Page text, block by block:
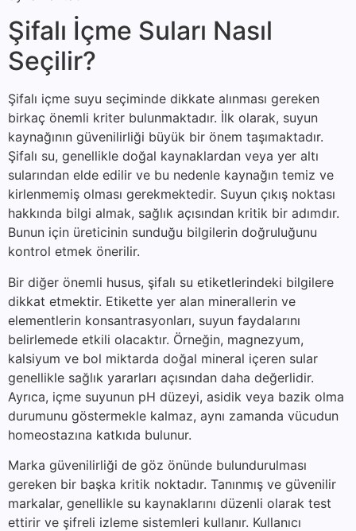
Şifalı İçme Suları Nasıl
Seçilir?
Şifalı içme suyu seçiminde dikkate alınması gereken
birkaç önemli kriter bulunmaktadır. İlk olarak, suyun
kaynağının güvenilirliği büyük bir önem taşımaktadır.
Şifalı su, genellikle doğal kaynaklardan veya yer altı
sularından elde edilir ve bu nedenle kaynağın temiz ve
kirlenmemiş olması gerekmektedir. Suyun çıkış noktası
hakkında bilgi almak, sağlık açısından kritik bir adımdır.
Bunun için üreticinin sunduğu bilgilerin doğruluğunu
kontrol etmek önerilir.
Bir diğer önemli husus, şifalı su etiketlerindeki bilgilere
dikkat etmektir. Etikette yer alan minerallerin ve
elementlerin konsantrasyonları, suyun faydalarını
belirlemede etkili olacaktır. Örneğin, magnezyum,
kalsiyum ve bol miktarda doğal mineral içeren sular
genellikle sağlık yararları açısından daha değerlidir.
Ayrıca, içme suyunun pH düzeyi, asidik veya bazik olma
durumunu göstermekle kalmaz, aynı zamanda vücudun
homeostazına katkıda bulunur.
Marka güvenilirliği de göz önünde bulundurulması
gereken bir başka kritik noktadır. Tanınmış ve güvenilir
markalar, genellikle su kaynaklarını düzenli olarak test
ettirir ve şifreli izleme sistemleri kullanır. Kullanıcı